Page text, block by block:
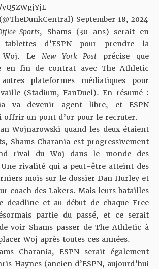
September 18, 2024
Sports, Shams (30 ans) serait en
d’ESPN pour prendre la
Woj. Le New York Postprécise que
en fin de contrat avec The Athletic
plateformes médiatiques pour
(Stadium, FanDuel). En résumé :
va devenir agent libre, et ESPN
offrir un pont d’or pour le recruter.
Wojnarowski quand les deux étaient
Shams Charania est progressivement
rival du Woj dans le monde des
Une rivalité qui a peut-être atteint des
mois sur le dossier Dan Hurley et
coach des Lakers. Mais leurs batailles
deadline et au début de chaque Free
partie du passé, et ce serait
voir Shams passer de The Athletic à
Woj après toutes ces années.
Charania, ESPN serait également
Haynes (ancien d’ESPN, aujourd’hui